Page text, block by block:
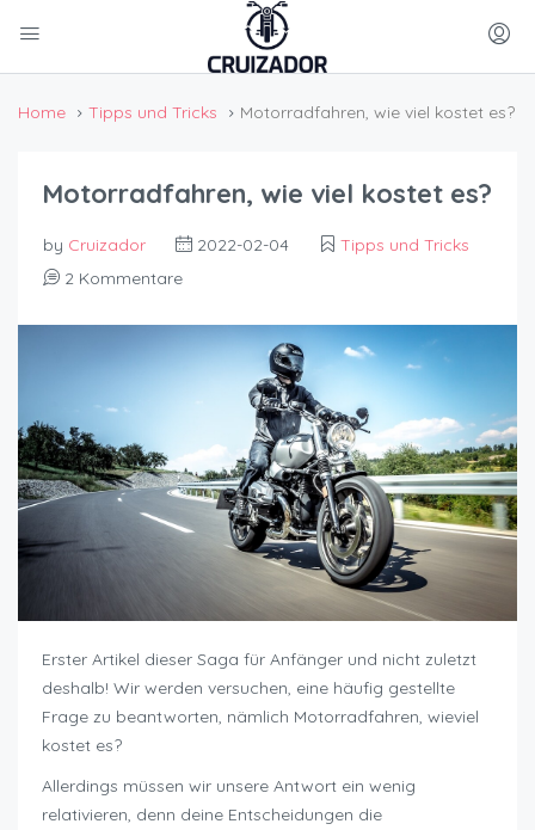
Home Tipps und Tricks Motorradfahren, wie viel kostet es?
Motorradfahren, wie viel kostet es?
by Cruizador 2022-02-04
Tipps und Tricks
2 Kommentare
Erster Artikel dieser Saga für Anfänger und nicht zuletzt
deshalb! Wir werden versuchen, eine häufig gestellte
Frage zu beantworten, nämlich Motorradfahren, wieviel
kostet es?
Allerdings müssen wir unsere Antwort ein wenig
relativieren, denn deine Entscheidungen die